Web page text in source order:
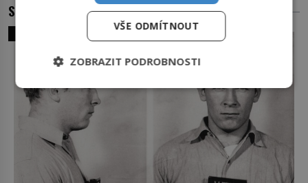
SOUVISEJÍCÍ ČLÁNKY
SVĚT ZLOČINU
VŠE ODMÍTNOUT
ZOBRAZIT PODROBNOSTI